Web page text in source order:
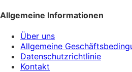
Allgemeine Informationen
Über uns
Allgemeine
Datenschutzrichtlinie
Kontakt